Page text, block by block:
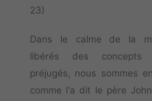
23)
Dans le calme de la
libérés des
préjugés, nous sommes
comme l'a dit le père